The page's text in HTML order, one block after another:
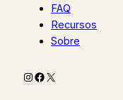
FAQ
Recursos
Sobre
Instagram
Facebook
X